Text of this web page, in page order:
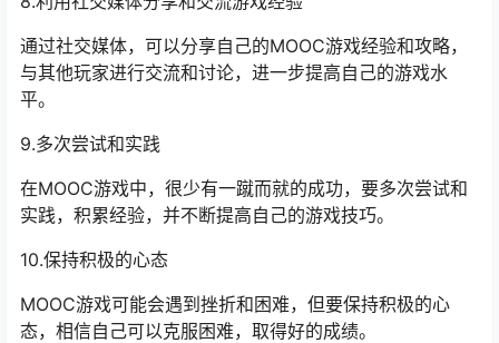
通过社交媒体，可以分享自己的MOOC游戏经验和攻略，
与其他玩家进行交流和讨论，进一步提高自己的游戏水
平。
9.多次尝试和实践
在MOOC游戏中，很少有一蹴而就的成功，要多次尝试和
实践，积累经验，并不断提高自己的游戏技巧。
10.保持积极的心态
MOOC游戏可能会遇到挫折和困难，但要保持积极的心
态，相信自己可以克服困难，取得好的成绩。